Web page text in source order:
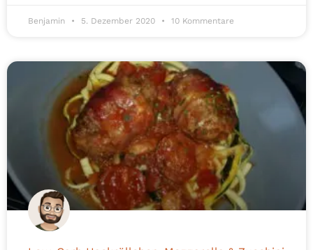
Benjamin 5. Dezember 2020 10 Kommentare